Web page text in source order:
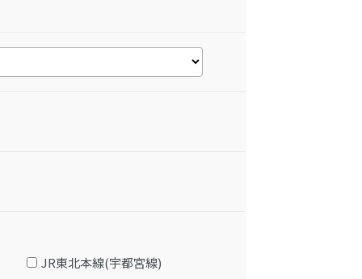
JR東北本線(宇都宮線)